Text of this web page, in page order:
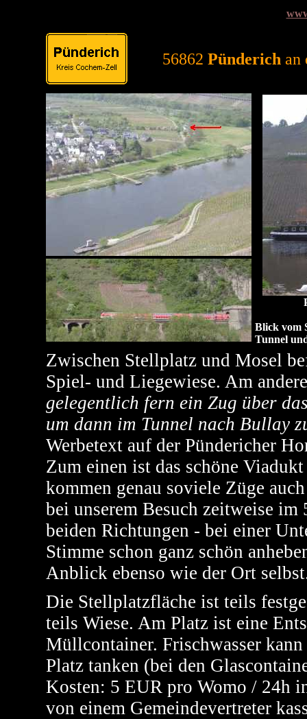
56862 Pünderich an
Blick vom
Tunnel
Zwischen Stellplatz und Mosel
Spiel- und Liegewiese. Am
gelegentlich fern ein Zug über
um dann im Tunnel nach Bullay
Werbetext auf der Pündericher
Zum einen ist das schöne
kommen genau soviele Züge
bei unserem Besuch zeitweise
beiden Richtungen - bei einer
Stimme schon ganz schön
Anblick ebenso wie der Ort
Die Stellplatzfläche ist teils
teils Wiese. Am Platz ist eine
Müllcontainer. Frischwasser
Platz tanken (bei den
Kosten: 5 EUR pro Womo / 24h
von einem Gemeindevertreter